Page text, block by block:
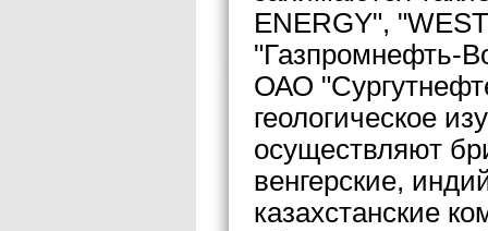
ENERGY",
"Газпромнефть-
ОАО
геологическое
осуществляют
венгерские,
казахстанские